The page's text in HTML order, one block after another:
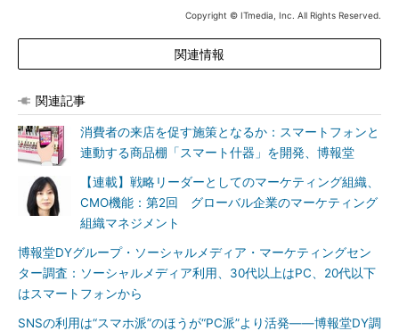
Copyright © ITmedia, Inc. All Rights Reserved.
関連情報
関連記事
消費者の来店を促す施策となるか：スマートフォンと
連動する商品棚「スマート什器」を開発、博報堂
【連載】戦略リーダーとしてのマーケティング組織、
CMO機能：第2回 グローバル企業のマーケティング
組織マネジメント
博報堂DYグループ・ソーシャルメディア・マーケティングセン
ター調査：ソーシャルメディア利用、30代以上はPC、20代以下
はスマートフォンから
SNSの利用は“スマホ派”のほうが“PC派”より活発――博報堂DY調